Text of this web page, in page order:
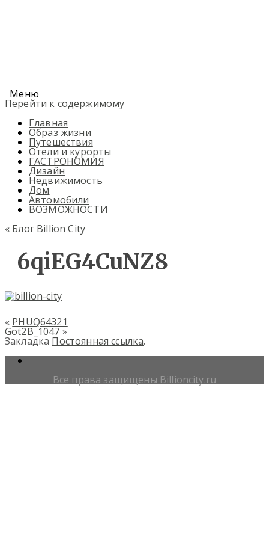
Меню
Перейти к содержимому
Главная
Образ жизни
Путешествия
Отели и курорты
ГАСТРОНОМИЯ
Дизайн
Недвижимость
Дом
Автомобили
ВОЗМОЖНОСТИ
« Блог Billion City
6qiEG4CuNZ8
« PHUQ64321
Got2B_1047 »
Закладка Постоянная ссылка.
Все права защищены Billioncity.ru